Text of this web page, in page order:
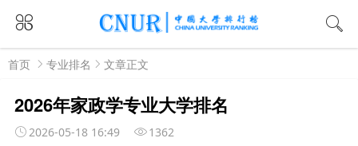
首页 专业排名 文章正文
2026年家政学专业大学排名
2026-05-18 16:49 1362